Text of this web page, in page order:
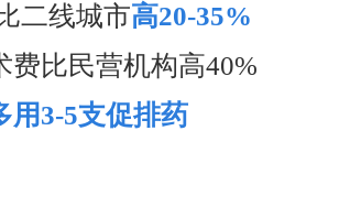
二线城市高20-35%
费比民营机构高40%
用3-5支促排药